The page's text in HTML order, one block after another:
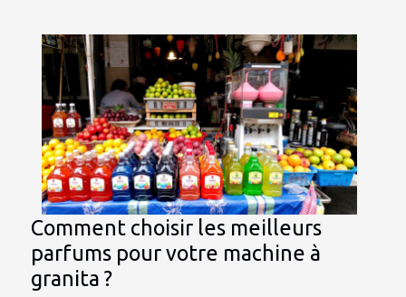
Comment choisir les meilleurs
parfums pour votre machine à
granita ?